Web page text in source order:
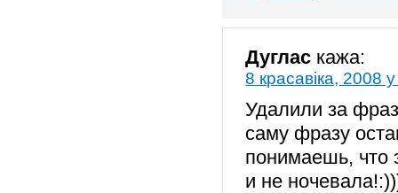
Дуглас кажа:
8 красавіка, 2008
Удалили за
саму фразу
понимаешь, что
и не